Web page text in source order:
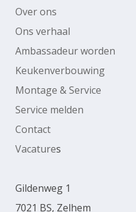
Over ons
Ons verhaal
Ambassadeur worden
Keukenverbouwing
Montage & Service
Service melden
Contact
Vacatures
Gildenweg 1
7021 BS, Zelhem